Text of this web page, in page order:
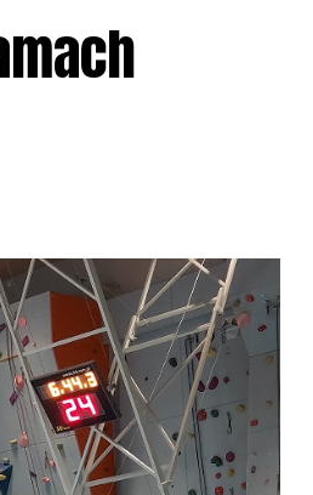
w aktywne
obowiązują